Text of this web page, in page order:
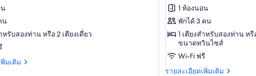
ด
น
น
หรับสองท่าน หรือ 2 เตียงเดี่ยว
มเติม
ห้อง
สแตนดาร์ด
ทริปเปิล,
ระเบียง
1 ห้องนอน
พักได้ 3 คน
1 เตียงสำหรับสองท่าน หรื
ขนาดทวินไซส์
Wi-Fi ฟรี
รายละเอียดเพิ่มเติม
ราย